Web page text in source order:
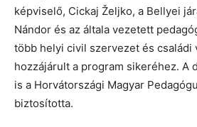
képviselő, Cickaj Željko, a Bellyei
Nándor és az általa vezetett
több helyi civil szervezet és családi
hozzájárult a program sikeréhez. A
is a Horvátországi Magyar
biztosította.